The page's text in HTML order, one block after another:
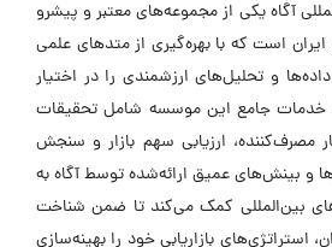
آگاه یکی از مجموعه‌های معتبر و پیشرو
ایران است که با بهره‌گیری از متدهای علمی
و تحلیل‌های ارزشمندی را در اختیار
خدمات جامع این موسسه شامل تحقیقات
مصرف‌کننده، ارزیابی سهم بازار و سنجش
و بینش‌های عمیق ارائه‌شده توسط آگاه به
بین‌المللی کمک می‌کند تا ضمن شناخت
استراتژی‌های بازاریابی خود را بهینه‌سازی